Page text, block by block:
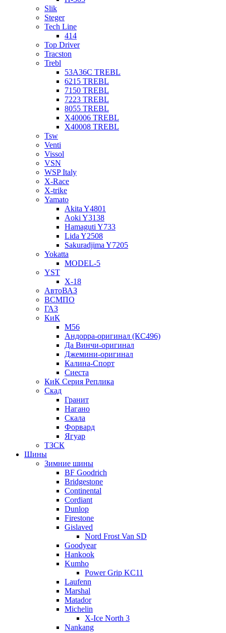
Slik
Steger
Tech Line
414
Top Driver
Tracston
Trebl
53A36C TREBL
6215 TREBL
7150 TREBL
7223 TREBL
8055 TREBL
X40006 TREBL
X40008 TREBL
Tsw
Venti
Vissol
VSN
WSP Italy
X-Race
X-trike
Yamato
Akita Y4801
Aoki Y3138
Hamaguti Y733
Lida Y2508
Sakuradjima Y7205
Yokatta
MODEL-5
YST
X-18
АвтоВАЗ
ВСМПО
ГАЗ
КиК
M56
Андорра-оригинал (КС496)
Да Винчи-оригинал
Джемини-оригинал
Калина-Спорт
Сиеста
КиК Серия Реплика
Скад
Гранит
Нагано
Скала
Форвард
Ягуар
ТЗСК
Шины
Зимние шины
BF Goodrich
Bridgestone
Continental
Cordiant
Dunlop
Firestone
Gislaved
Nord Frost Van SD
Goodyear
Hankook
Kumho
Power Grip KC11
Laufenn
Marshal
Matador
Michelin
X-Ice North 3
Nankang